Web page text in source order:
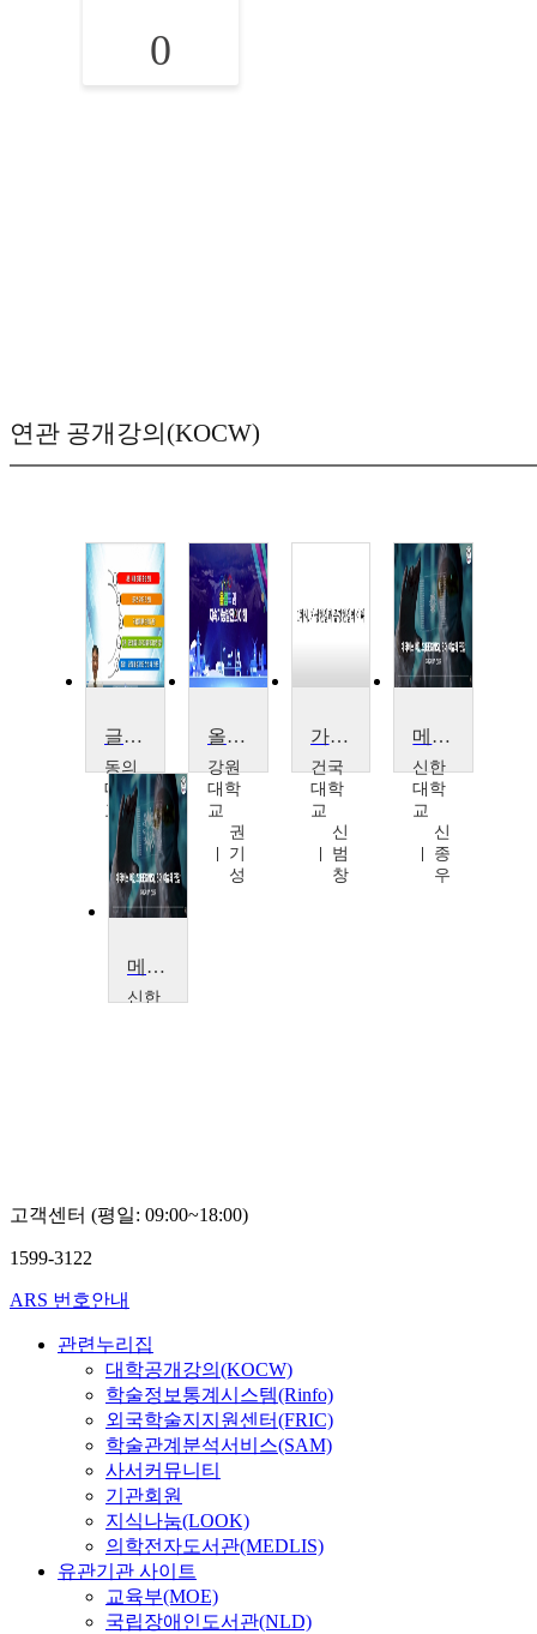
0
연관 공개강의(KOCW)
글로벌시대 국제물류체계의 변화와 전망
동의
대학
교
박
영
태
올림픽과지속가능발전의이해
강원
대학
교
권
기
성
가상현실, 증강현실의 이해와 전망
건국
대학
교
신
범
창
메타버스 비긴즈(BEGINS), 5대 이슈와 전망
신한
대학
교
신
종
우
메타버스 비긴즈(BEGINS), 5대 이슈와 전망
신한
고객센터 (평일: 09:00~18:00)
1599-3122
ARS 번호안내
관련누리집
대학공개강의(KOCW)
학술정보통계시스템(Rinfo)
외국학술지지원센터(FRIC)
학술관계분석서비스(SAM)
사서커뮤니티
기관회원
지식나눔(LOOK)
의학전자도서관(MEDLIS)
유관기관 사이트
교육부(MOE)
국립장애인도서관(NLD)